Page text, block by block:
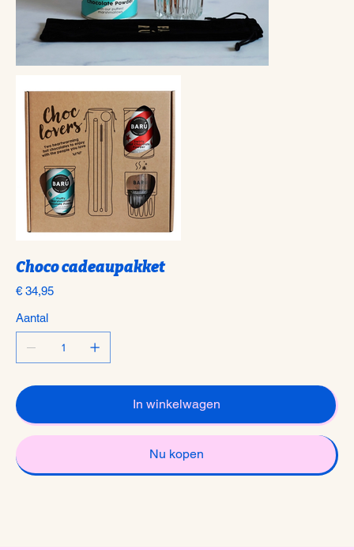
Choco cadeaupakket
Prijs
€ 34,95
Aantal
In winkelwagen
Nu kopen